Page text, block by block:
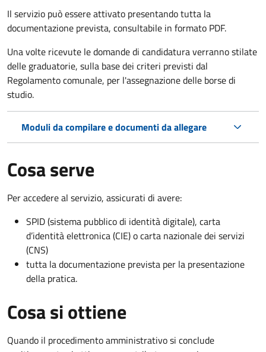
Il servizio può essere attivato presentando tutta la
documentazione prevista, consultabile in formato PDF.
Una volte ricevute le domande di candidatura verranno stilate
delle graduatorie, sulla base dei criteri previsti dal
Regolamento comunale, per l'assegnazione delle borse di
studio.
Moduli da compilare e documenti da allegare
Cosa serve
Per accedere al servizio, assicurati di avere:
SPID (sistema pubblico di identità digitale), carta
d’identità elettronica (CIE) o carta nazionale dei servizi
(CNS)
tutta la documentazione prevista per la presentazione
della pratica.
Cosa si ottiene
Quando il procedimento amministrativo si conclude